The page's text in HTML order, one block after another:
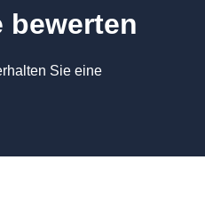
bewerten
Sie eine